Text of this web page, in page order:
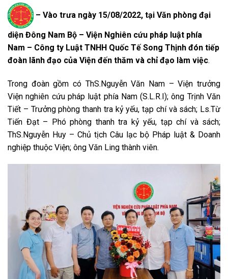
– Vào trưa ngày 15/08/2022, tại Văn phòng đại
diện Đông Nam Bộ – Viện Nghiên cứu pháp luật phía
Nam – Công ty Luật TNHH Quốc Tế Song Thịnh đón tiếp
đoàn lãnh đạo của Viện đến thăm và chỉ đạo làm việc.
Trong đoàn gồm có ThS.Nguyễn Văn Nam – Viện trưởng
Viện nghiên cứu pháp luật phía Nam (S.L.R.I); ông Trịnh Văn
Tiết – Trưởng phòng thanh tra kỷ yếu, tạp chí và sách; Ls.Từ
Tiến Đạt – Phó phòng thanh tra kỷ yếu, tạp chí và sách;
ThS.Nguyễn Huy – Chủ tịch Câu lạc bộ Pháp luật & Doanh
nghiệp thuộc Viện; ông Văn Ling thành viên.